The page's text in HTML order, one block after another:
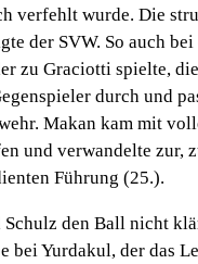
verfehlt wurde. Die
der SVW. So auch
zu Graciotti spielte,
durch und
Makan kam mit
und verwandelte zur,
Führung (25.).
den Ball nicht
bei Yurdakul, der das